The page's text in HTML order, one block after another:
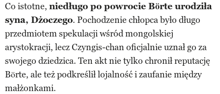
Co istotne, niedługo po powrocie Börte urodziła
syna, Dżoczego. Pochodzenie chłopca było długo
przedmiotem spekulacji wśród mongolskiej
arystokracji, lecz Czyngis-chan oficjalnie uznał go za
swojego dziedzica. Ten akt nie tylko chronił reputację
Börte, ale też podkreślił lojalność i zaufanie między
małżonkami.